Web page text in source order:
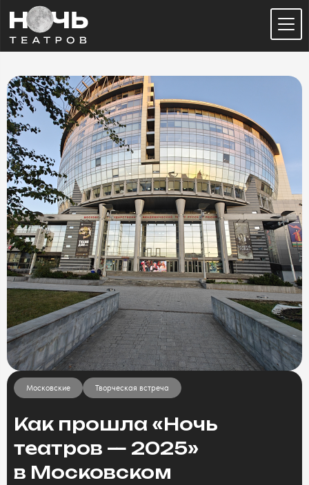
Московские Творческая встреча
Как прошла «Ночь
театров — 2025»
в Московском